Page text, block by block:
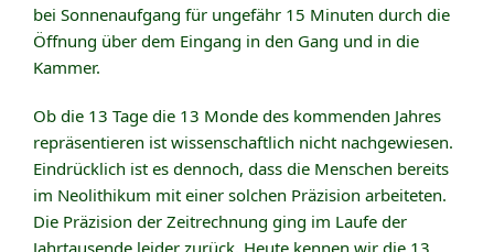
bei Sonnenaufgang für ungefähr 15 Minuten durch die
Öffnung über dem Eingang in den Gang und in die
Kammer.
Ob die 13 Tage die 13 Monde des kommenden Jahres
repräsentieren ist wissenschaftlich nicht nachgewiesen.
Eindrücklich ist es dennoch, dass die Menschen bereits
im Neolithikum mit einer solchen Präzision arbeiteten.
Die Präzision der Zeitrechnung ging im Laufe der
Jahrtausende leider zurück. Heute kennen wir die 13